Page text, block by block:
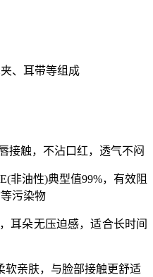
、耳带等组成
接触，不沾口红，透气不闷
非油性)典型值99%，有效阻
污染物
耳朵无压迫感，适合长时间
软亲肤，与脸部接触更舒适